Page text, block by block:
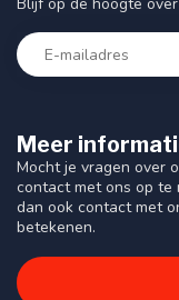
Meer
Mocht je vragen over
contact met ons op te
dan ook contact met
betekenen.
Blijf op de hoogte